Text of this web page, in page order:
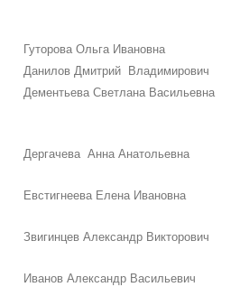
Гуторова Ольга Ивановна
Данилов Дмитрий Владимирович
Дементьева Светлана Васильевна
Дергачева Анна Анатольевна
Евстигнеева Елена Ивановна
Звигинцев Александр Викторович
Иванов Александр Васильевич